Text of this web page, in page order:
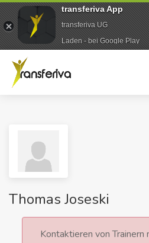
Thomas Joseski
Kontaktieren von
transferiva App
transferiva UG
Laden - bei Google Play